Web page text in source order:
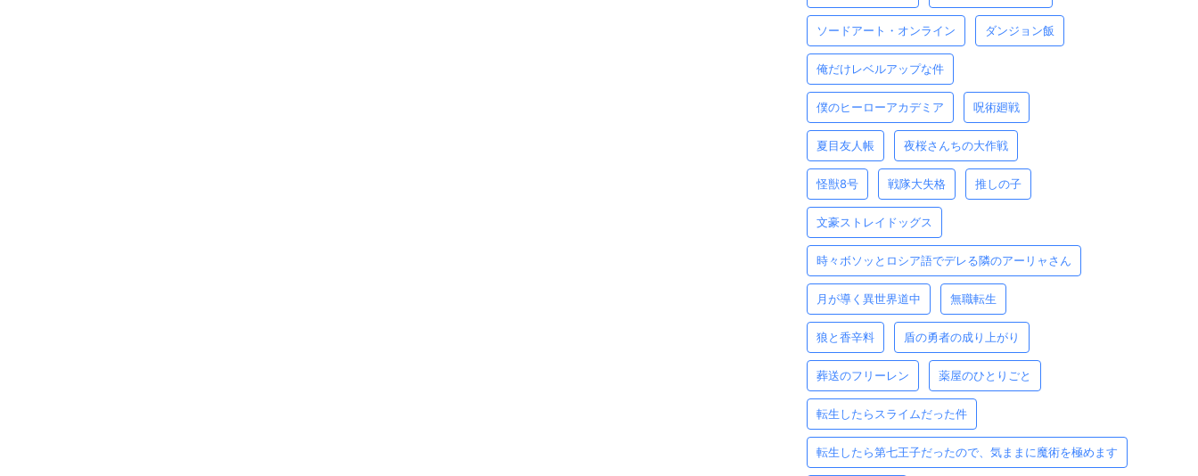
ソードアート・オンライン ダンジョン飯
俺だけレベルアップな件
僕のヒーローアカデミア 呪術廻戦
夏目友人帳 夜桜さんちの大作戦
怪獣8号 戦隊大失格 推しの子
文豪ストレイドッグス
時々ボソッとロシア語でデレる隣のアーリャさん
月が導く異世界道中 無職転生
狼と香辛料 盾の勇者の成り上がり
葬送のフリーレン 薬屋のひとりごと
転生したらスライムだった件
転生したら第七王子だったので、気ままに魔術を極めます